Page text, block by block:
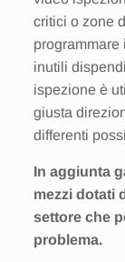
critici o zone
programmare
inutili
ispezione è
giusta
differenti
In aggiunta
mezzi dotati
settore che
problema.